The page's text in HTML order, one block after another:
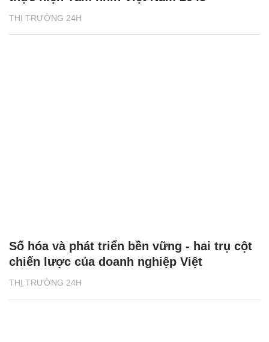
THỊ TRƯỜNG 24H
THỊ TRƯỜNG 24H
Số hóa và phát triển bền vững - hai trụ cột
chiến lược của doanh nghiệp Việt